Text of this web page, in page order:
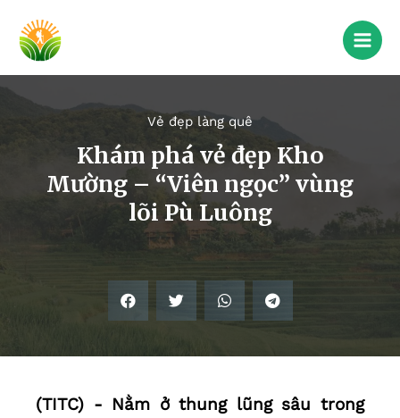
Vẻ đẹp làng quê
Khám phá vẻ đẹp Kho
Mường – “Viên ngọc” vùng
lõi Pù Luông
(TITC) - Nằm ở thung lũng sâu trong